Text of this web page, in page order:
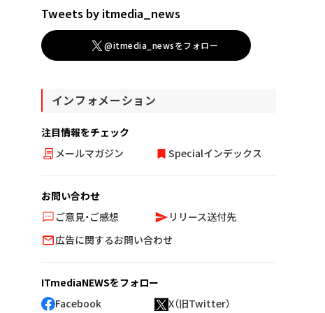
Tweets by itmedia_news
@itmedia_newsをフォロー
インフォメーション
注目情報をチェック
メールマガジン
Specialインデックス
お問い合わせ
ご意見・ご感想
リリース送付先
広告に関するお問い合わせ
ITmediaNEWSをフォロー
Facebook
X（旧Twitter）